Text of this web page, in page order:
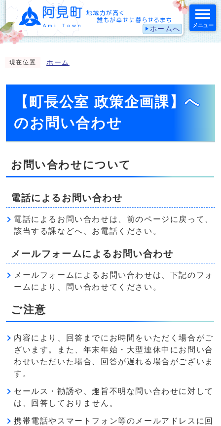
ホームへ メニュー
現在位置 ホーム
【町長公室 政策企画課】へ
のお問い合わせ
お問い合わせについて
電話によるお問い合わせ
電話によるお問い合わせは、前のページに戻って、
該当する課などへ、お電話ください。
メールフォームによるお問い合わせ
メールフォームによるお問い合わせは、下記のフォ
ームにより、問い合わせてください。
ご注意
内容により、回答までにお時間をいただく場合がご
ざいます。また、年末年始・大型連休中にお問い合
わせいただいた場合、回答が遅れる場合がございま
す。
セールス・勧誘や、趣旨不明な問い合わせに対して
は、回答しておりません。
携帯電話やスマートフォン等のメールアドレスに回